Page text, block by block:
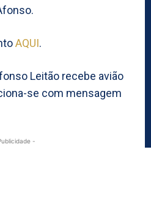
AQUI.
Leitão recebe avião
se com mensagem
-